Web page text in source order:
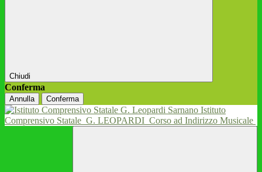
Chiudi
Conferma
Annulla Conferma
Istituto
Comprensivo Statale G. LEOPARDI Corso ad Indirizzo Musicale